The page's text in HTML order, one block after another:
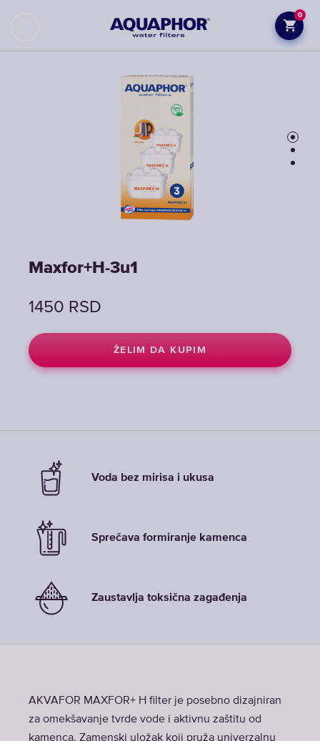
0
Maxfor+H-3u1
1450 RSD
ŽELIM DA KUPIM
Maxfor+H-3u1
1450 RSD
ŽELIM DA KUPIM
Maxfor+H-3u1
1450 RSD
ŽELIM DA KUPIM
Voda bez mirisa i ukusa
Sprečava formiranje kamenca
Zaustavlja toksična zagađenja
AKVAFOR MAXFOR+ H filter je posebno dizajniran
za omekšavanje tvrde vode i aktivnu zaštitu od
kamenca. Zamenski uložak koji pruža univerzalnu